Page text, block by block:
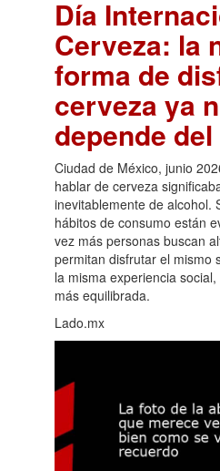
Día
Cerveza: la
forma de
cerveza ya
depende
Ciudad de México, junio
hablar de cerveza
inevitablemente de alcohol.
hábitos de consumo están
vez más personas buscan
permitan disfrutar el mismo
la misma experiencia
más equilibrada.
Lado.mx